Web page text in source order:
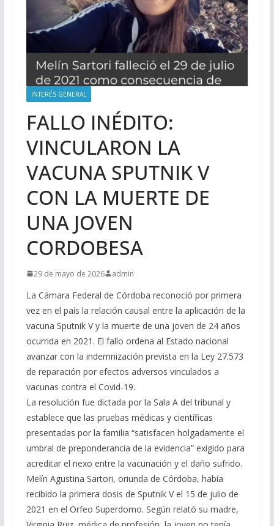
INTERÉS GENERAL
FALLO INÉDITO:
VINCULARON LA
VACUNA SPUTNIK V
CON LA MUERTE DE
UNA JOVEN
CORDOBESA
29 de mayo de 2026 admin
La Cámara Federal de Córdoba reconoció por primera
vez en el país la relación causal entre la aplicación de la
vacuna Sputnik V y la muerte de una joven de 24 años
ocurrida en 2021. El fallo ordena al Estado nacional
avanzar con la indemnización prevista en la Ley 27.573
de reparación por efectos adversos vinculados a
vacunas contra el Covid-19.
La resolución fue dictada por la Sala A del tribunal y
establece que las pruebas médicas y científicas
presentadas por la familia “satisfacen holgadamente el
umbral de preponderancia de la evidencia” exigido para
acreditar el nexo entre la vacunación y el daño sufrido.
Melín Agustina Sartori, oriunda de Córdoba, había
recibido la primera dosis de Sputnik V el 15 de julio de
2021 en el Orfeo Superdomo. Según relató su madre,